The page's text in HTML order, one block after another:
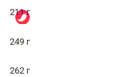
211 г
249 г
262 г